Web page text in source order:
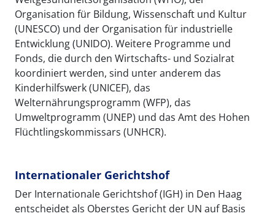
Organisation für Bildung, Wissenschaft und Kultur
(UNESCO) und der Organisation für industrielle
Entwicklung (UNIDO). Weitere Programme und
Fonds, die durch den Wirtschafts- und Sozialrat
koordiniert werden, sind unter anderem das
Kinderhilfswerk (UNICEF), das
Welternährungsprogramm (WFP), das
Umweltprogramm (UNEP) und das Amt des Hohen
Flüchtlingskommissars (UNHCR).
Internationaler Gerichtshof
Der Internationale Gerichtshof (IGH) in Den Haag
entscheidet als Oberstes Gericht der UN auf Basis